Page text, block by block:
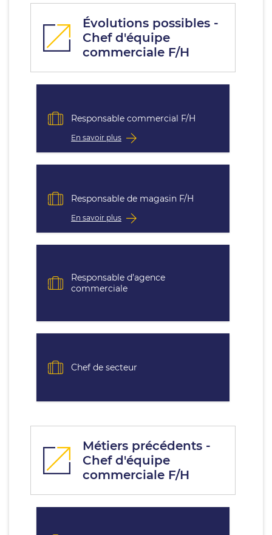
Évolutions possibles -
Chef d'équipe
commerciale F/H
Responsable commercial F/H
En savoir plus
Responsable de magasin F/H
En savoir plus
Responsable d’agence
commerciale
Chef de secteur
Métiers précédents -
Chef d'équipe
commerciale F/H